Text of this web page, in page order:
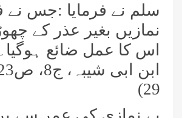
سلم نے فرمایا :جس
نمازیں بغیر عذر کے
اس کا عمل ضائع
29)